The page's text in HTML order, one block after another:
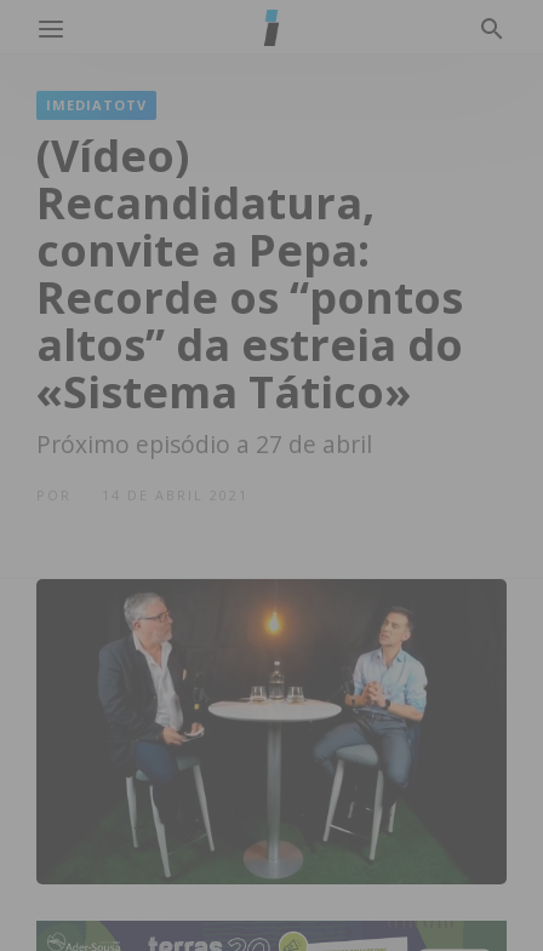
IMEDIATOTV
(Vídeo)
Recandidatura,
convite a Pepa:
Recorde os “pontos
altos” da estreia do
«Sistema Tático»
Próximo episódio a 27 de abril
14 DE ABRIL 2021